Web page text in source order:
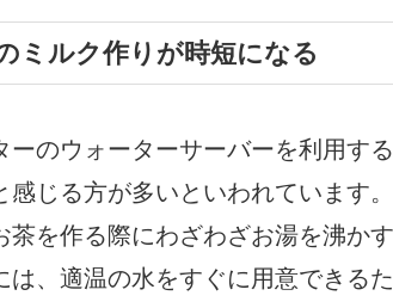
ミルク作りが時短になる
ーのウォーターサーバーを利用す
感じる方が多いといわれています
茶を作る際にわざわざお湯を沸か
は、適温の水をすぐに用意できる